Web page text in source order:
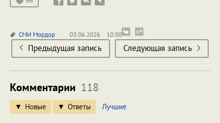
СМИ Мордор 03.06.2026 10:00
Предыдущая запись Следующая запись
Комментарии 118
Новые Ответы Лучшие